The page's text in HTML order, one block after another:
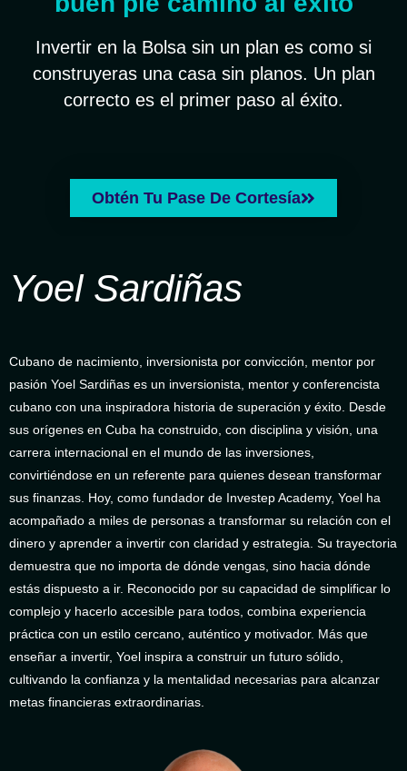
Invertir en la Bolsa sin un plan es como si
construyeras una casa sin planos. Un plan
correcto es el primer paso al éxito.
Obtén Tu Pase De Cortesía
Yoel Sardiñas
Cubano de nacimiento, inversionista por convicción, mentor por
pasión Yoel Sardiñas es un inversionista, mentor y conferencista
cubano con una inspiradora historia de superación y éxito. Desde
sus orígenes en Cuba ha construido, con disciplina y visión, una
carrera internacional en el mundo de las inversiones,
convirtiéndose en un referente para quienes desean transformar
sus finanzas. Hoy, como fundador de Investep Academy, Yoel ha
acompañado a miles de personas a transformar su relación con el
dinero y aprender a invertir con claridad y estrategia. Su trayectoria
demuestra que no importa de dónde vengas, sino hacia dónde
estás dispuesto a ir. Reconocido por su capacidad de simplificar lo
complejo y hacerlo accesible para todos, combina experiencia
práctica con un estilo cercano, auténtico y motivador. Más que
enseñar a invertir, Yoel inspira a construir un futuro sólido,
cultivando la confianza y la mentalidad necesarias para alcanzar
metas financieras extraordinarias.